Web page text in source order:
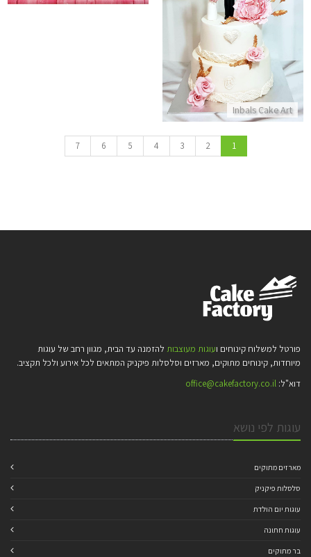
Inbals Cake Art
עוגת חתונה כשרה מפוסלת
התקשר/י
1
2
3
4
5
6
7
פורטל למשלוח קינוחים ועוגות מעוצבות להזמנה עד הבית, מגוון רחב של עוגות
מיוחדות, קינוחים מתוקים, מארזים וסלסלות פיקניק המתאים לכל אירוע ולכל תקציב.
דוא"ל: office@cakefactory.co.il
עוגות לפי נושא
מארזים מתוקים
סלסלות פיקניק
עוגות יום הולדת
עוגות חתונה
בר מתוקים